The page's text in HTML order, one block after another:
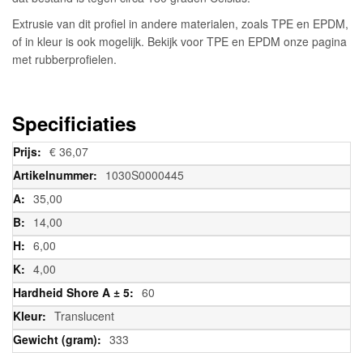
Extrusie van dit profiel in andere materialen, zoals TPE en EPDM,
of in kleur is ook mogelijk. Bekijk voor TPE en EPDM onze pagina
met rubberprofielen.
Specificiaties
Meer
informatie
€ 36,07
1030S0000445
35,00
14,00
6,00
4,00
60
Translucent
333